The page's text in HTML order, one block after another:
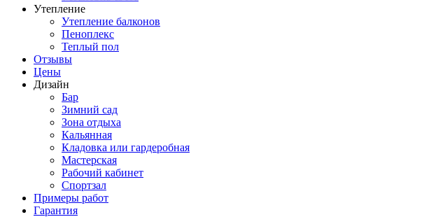
Утепление
Утепление балконов
Пеноплекс
Теплый пол
Отзывы
Цены
Дизайн
Бар
Зимний сад
Зона отдыха
Кальянная
Кладовка или гардеробная
Мастерская
Рабочий кабинет
Спортзал
Примеры работ
Гарантия